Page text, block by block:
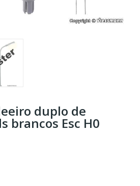
duplo de
brancos Esc H0